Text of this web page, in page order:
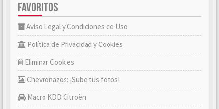
FAVORITOS
Aviso Legal y Condiciones de Uso
Política de Privacidad y Cookies
Eliminar Cookies
Chevronazos: ¡Sube tus fotos!
Macro KDD Citroën